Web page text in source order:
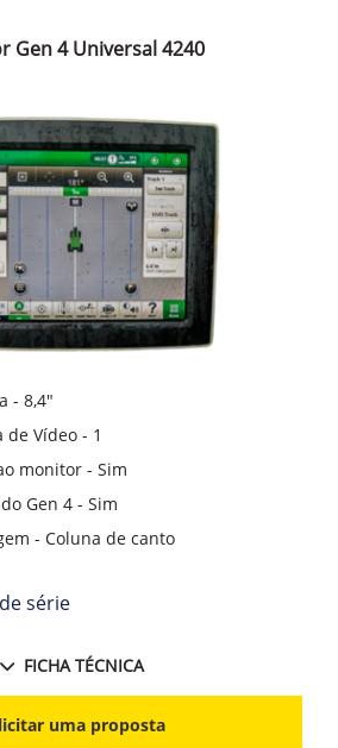
Gen 4 Universal 4240
- 8,4"
Vídeo - 1
monitor - Sim
Gen 4 - Sim
- Coluna de canto
série
FICHA TÉCNICA
uma proposta